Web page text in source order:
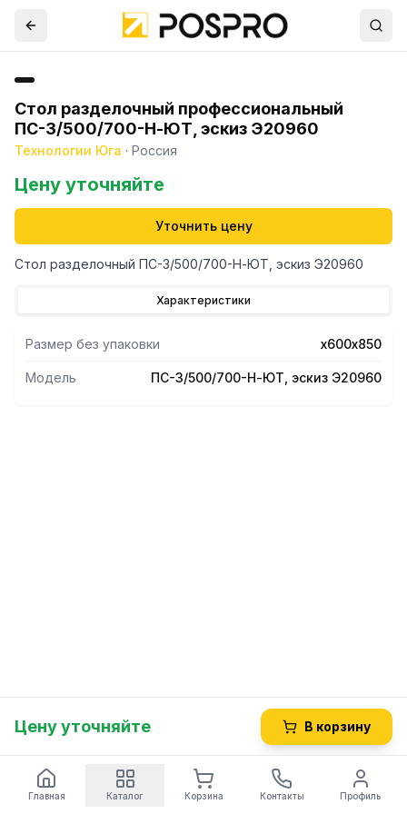
Стол разделочный профессиональный
ПС-3/500/700-Н-ЮТ, эскиз Э20960
Технологии Юга · Россия
Цену уточняйте
Уточнить цену
Стол разделочный ПС-3/500/700-Н-ЮТ, эскиз Э20960
Характеристики
Размер без упаковки х600х850
Модель ПС-3/500/700-Н-ЮТ, эскиз Э20960
Цену уточняйте В корзину
Главная Каталог Корзина Контакты Профиль